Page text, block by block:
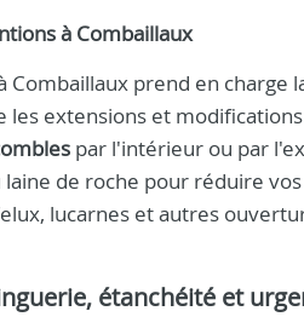
à Combaillaux
Combaillaux prend en charge
les extensions et
par l'intérieur ou par
de roche pour réduire
lucarnes et autres
étanchéité et